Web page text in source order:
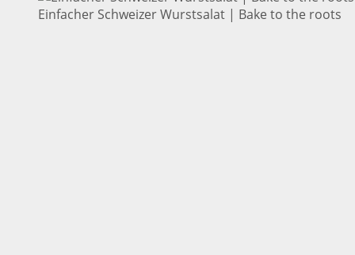
Einfacher Schweizer Wurstsalat | Bake to the roots